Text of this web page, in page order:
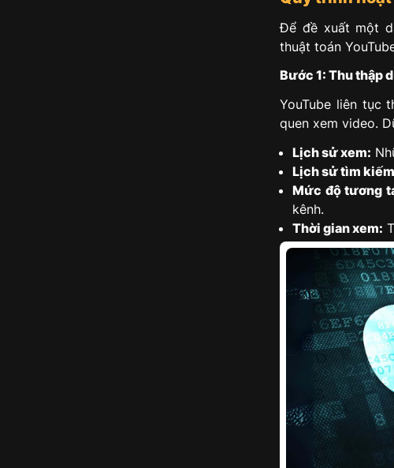
Để đề xuất một
thuật toán
Bước 1: Thu thập
YouTube liên tục
quen xem video.
Lịch sử xem:
Lịch sử tìm
Mức độ tương
kênh.
Thời gian xem: